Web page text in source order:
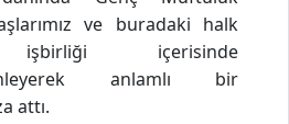
ve buradaki halk
işbirliği içerisinde
anlamlı bir
attı.